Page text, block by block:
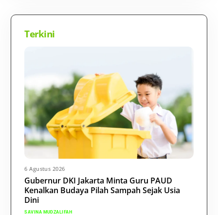
Terkini
6 Agustus 2026
Gubernur DKI Jakarta Minta Guru PAUD
Kenalkan Budaya Pilah Sampah Sejak Usia
Dini
SAVINA MUDZALIFAH